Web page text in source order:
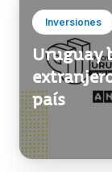
Inversiones
Uruguay
país